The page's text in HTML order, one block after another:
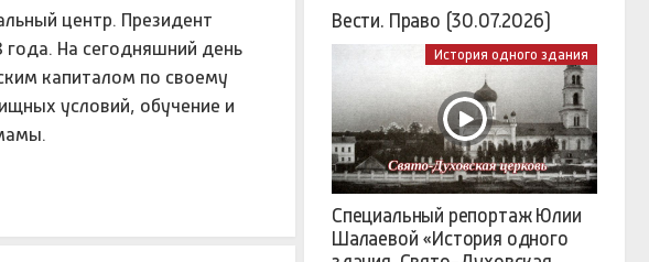
центр. Президент
На сегодняшний день
капиталом по своему
условий, обучение и
Вести. Право (30.07.2026)
История одного здания
Специальный репортаж Юлии
Шалаевой «История одного